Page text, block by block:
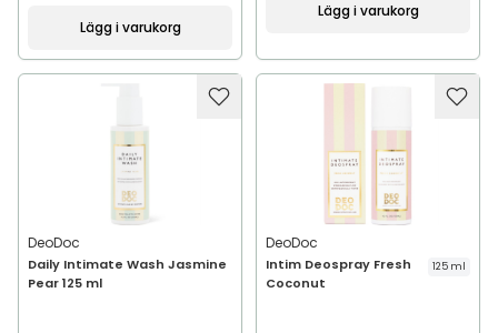
Lägg i varukorg
Lägg i varukorg
DeoDoc
Daily Intimate Wash Jasmine
Pear 125 ml
DeoDoc
Intim Deospray Fresh
Coconut
125 ml